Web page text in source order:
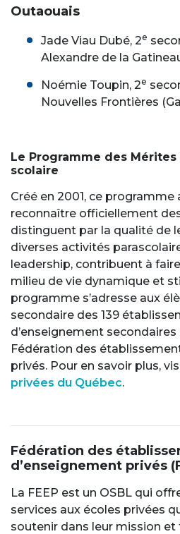
Outaouais
Jade Viau Dubé, 2e
Alexandre de la
Noémie Toupin, 2e
Nouvelles Frontières
Le Programme des
scolaire
Créé en 2001, ce
reconnaître officiellement
distinguent par la qualité de
diverses activités
leadership, contribuent à
milieu de vie dynamique et
programme s’adresse aux
secondaire des 139
d’enseignement
Fédération des
privés. Pour en savoir plus,
privées du Québec.
Fédération des
d’enseignement privés
La FEEP est un OSBL qui
services aux écoles privées
soutenir dans leur mission et